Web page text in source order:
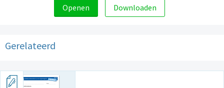
Openen Downloaden
Gerelateerd